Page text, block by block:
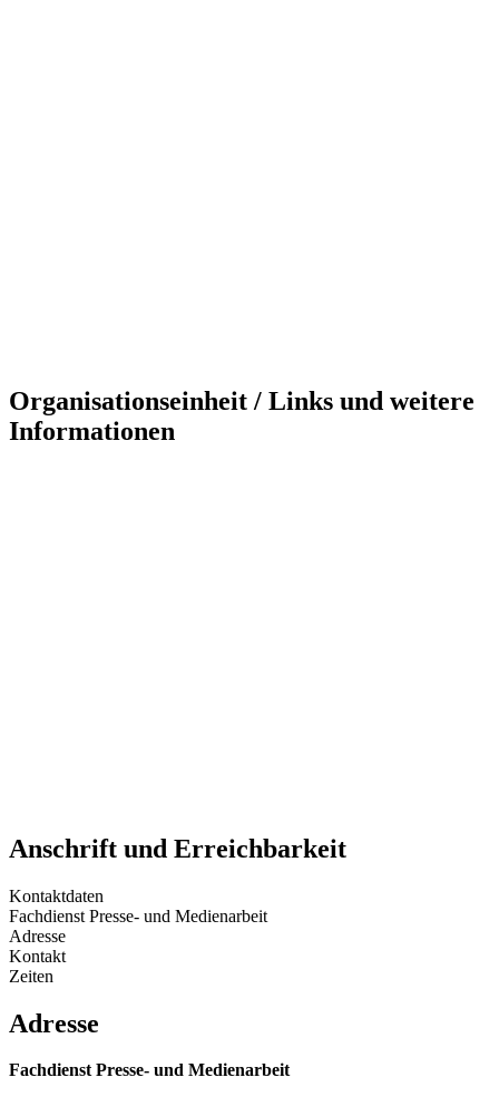
Organisationseinheit / Links und weitere
Informationen
Anschrift und Erreichbarkeit
Kontaktdaten
Fachdienst Presse- und Medienarbeit
Adresse
Kontakt
Zeiten
Adresse
Fachdienst Presse- und Medienarbeit